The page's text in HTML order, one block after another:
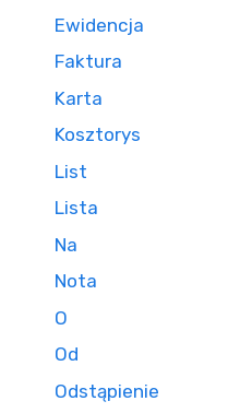
Ewidencja
Faktura
Karta
Kosztorys
List
Lista
Na
Nota
O
Od
Odstąpienie